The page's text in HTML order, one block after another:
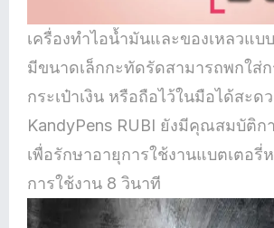
เครื่องทำไอน้ำมันและของเหลวแบ
มีขนาดเล็กกะทัดรัดสามารถพกใส่ก
กระเป๋าเงิน หรือถือไว้ในมือได้สะด
KandyPens RUBI ยังมีคุณสมบัติ
เพื่อรักษาอายุการใช้งานแบตเตอรี่
การใช้งาน 8 วินาที